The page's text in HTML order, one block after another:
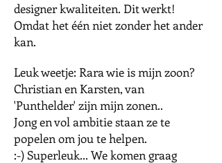
designer kwaliteiten. Dit werkt!
Omdat het één niet zonder het ander
kan.
Leuk weetje: Rara wie is mijn zoon?
Christian en Karsten, van
'Punthelder' zijn mijn zonen..
Jong en vol ambitie staan ze te
popelen om jou te helpen.
:-) Superleuk... We komen graag